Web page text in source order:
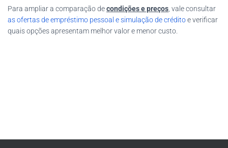
Para ampliar a comparação decondições e preços , vale consultar
as ofertas de empréstimo pessoal e simulação de créditoe verificar
quais opções apresentam melhor valor e menor custo.